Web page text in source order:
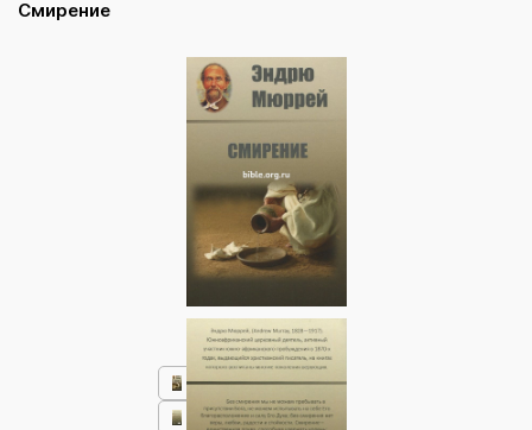
Смирение